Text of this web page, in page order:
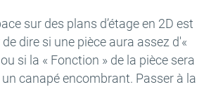
Rappeler le mot de passe
OK
sur des plans d’étage en 2D est
dire si une pièce aura assez d'«
si la « Fonction » de la pièce sera
canapé encombrant. Passer à la